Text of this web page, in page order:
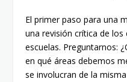
El primer paso para una
una revisión crítica de
escuelas. Preguntarnos:
en qué áreas debemos
se involucran de la